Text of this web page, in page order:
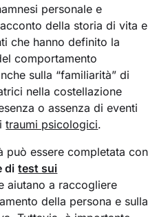
personale e
della storia di vita e
che hanno definito la
comportamento
sulla “familiarità” di
nella costellazione
o assenza di eventi
traumi psicologici.
può essere completata con
di test sui
aiutano a raccogliere
della persona e sulla